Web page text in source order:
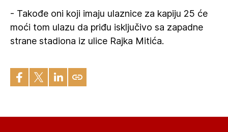
- Takođe oni koji imaju ulaznice za kapiju 25 će
moći tom ulazu da priđu isključivo sa zapadne
strane stadiona iz ulice Rajka Mitića.